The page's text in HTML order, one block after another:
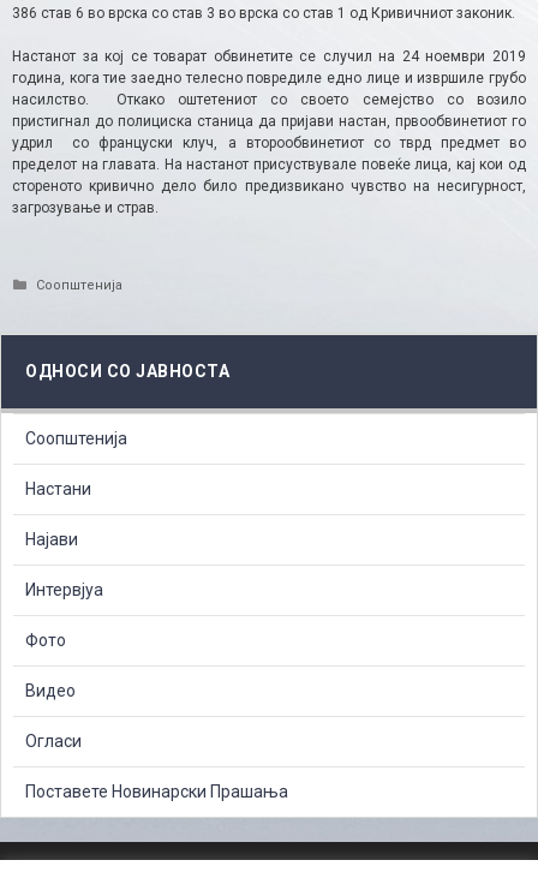
386 став 6 во врска со став 3 во врска со став 1 од Кривичниот законик.
Настанот за кој се товарат обвинетите се случил на 24 ноември 2019
година, кога тие заедно телесно повредиле едно лице и извршиле грубо
насилство. Откако оштетениот со своето семејство со возило
пристигнал до полициска станица да пријави настан, првообвинетиот го
удрил со француски клуч, а второобвинетиот со тврд предмет во
пределот на главата. На настанот присуствувале повеќе лица, кај кои од
стореното кривично дело било предизвикано чувство на несигурност,
загрозување и страв.
Categories
Соопштенија
ОДНОСИ СО ЈАВНОСТА
Соопштенија
Настани
Најави
Интервјуа
Фото
Видео
Огласи
Поставете Новинарски Прашања